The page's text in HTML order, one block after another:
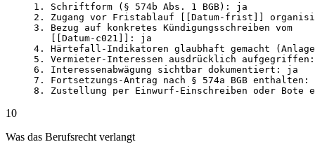
1. Schriftform (§ 574b Abs. 1 BGB): ja
2. Zugang vor Frist­ablauf [[Datum-frist]]
3. Bezug auf konkretes Kündigungsschreiben vom
   [[Datum-c021]]: ja
4. Härtefall-Indikatoren glaubhaft gemacht
5. Vermieter-Interessen ausdrücklich
6. Interessenabwägung sichtbar dokumentiert: ja
7. Fortsetzungs-Antrag nach § 574a BGB
8. Zustellung per Einwurf-Einschreiben oder Bote
10
Was das Berufsrecht verlangt